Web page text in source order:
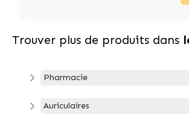
Trouver plus de produits dans
Pharmacie
Auriculaires